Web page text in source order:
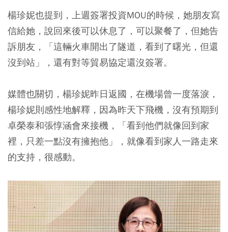
楊珍妮也提到，上週簽署投資MOU的時候，她朋友寫
信給她，說回來後可以休息了，可以聚餐了，但她告
訴朋友，「這輛火車開出了隧道，看到了曙光，但還
沒到站」，還有對等貿易協定還沒簽署。
媒體也關切，楊珍妮昨日返國，在機場曾一度落淚，
楊珍妮則感性地解釋，因為昨天下飛機，沒有預期到
卓榮泰和張惇涵會來接機，「看到他們就像回到家
裡，只差一點沒有擁抱他」，就像看到家人一路走來
的支持，很感動。